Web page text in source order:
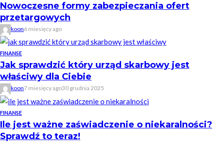
Nowoczesne formy zabezpieczania ofert
przetargowych
koon6 miesięcy ago
FINANSE
Jak sprawdzić który urząd skarbowy jest
właściwy dla Ciebie
koon7 miesięcy ago30 grudnia 2025
FINANSE
Ile jest ważne zaświadczenie o niekaralności?
Sprawdź to teraz!